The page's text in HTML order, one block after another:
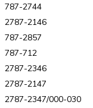
787-2744
2787-2146
787-2857
787-712
2787-2346
2787-2147
2787-2347/000-030